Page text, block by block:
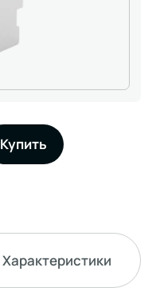
Купить
Характеристики